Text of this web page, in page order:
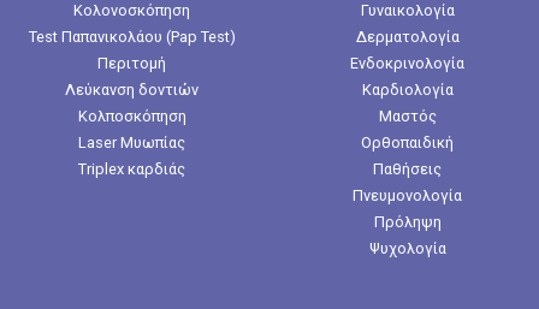
Κολονοσκόπηση
Test Παπανικολάου (Pap Test)
Περιτομή
Λεύκανση δοντιών
Κολποσκόπηση
Laser Μυωπίας
Triplex καρδιάς
Γυναικολογία
Δερματολογία
Ενδοκρινολογία
Καρδιολογία
Μαστός
Ορθοπαιδική
Παθήσεις
Πνευμονολογία
Πρόληψη
Ψυχολογία